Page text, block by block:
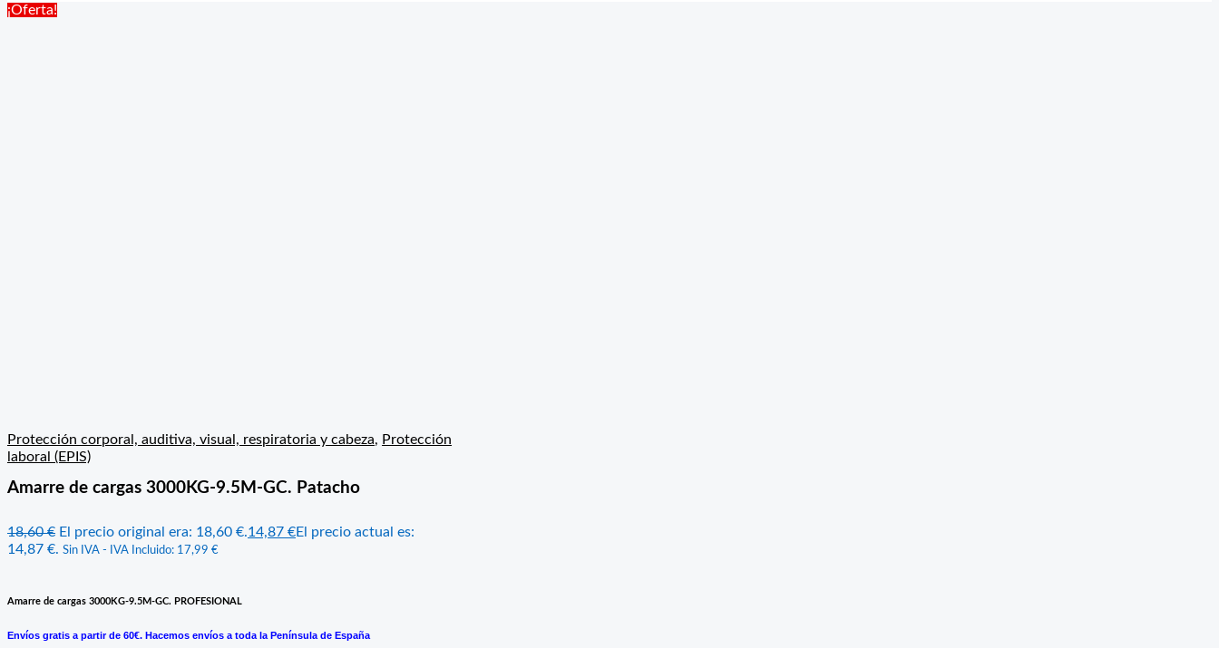
¡Oferta!
Protección corporal, auditiva, visual, respiratoria y cabeza, Protección
laboral (EPIS)
Amarre de cargas 3000KG-9.5M-GC. Patacho
18,60€ El precio original era: 18,60 €.14,87 €El precio actual es:
14,87 €. Sin IVA - IVA Incluido: 17,99 €
Amarre de cargas 3000KG-9.5M-GC. PROFESIONAL
Envíos gratis a partir de 60€. Hacemos envíos a toda la Península de España